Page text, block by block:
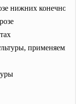
нижних конечностей
применяемые